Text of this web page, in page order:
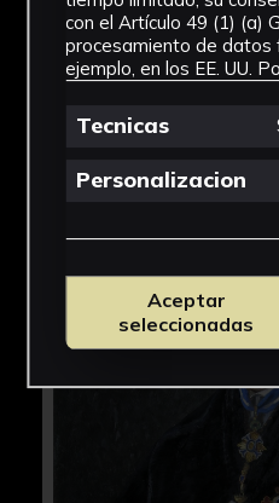
con el Artículo 49 (1) (a)
procesamiento de datos
ejemplo, en los EE. UU.
Tecnicas
Personalizacion
Aceptar
seleccionadas